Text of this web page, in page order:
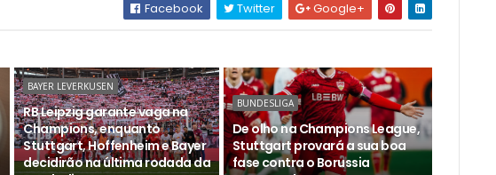
Facebook Twitter Google+
BAYER LEVERKUSEN
RB Leipzig garante vaga na
Champions, enquanto
Stuttgart, Hoffenheim e Bayer
decidirão na última rodada da
BUNDESLIGA
De olho na Champions League,
Stuttgart provará a sua boa
fase contra o Borussia